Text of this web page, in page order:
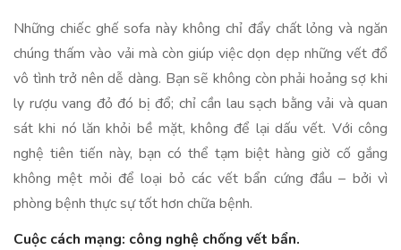
Những chiếc ghế sofa này không chỉ đẩy chất lỏng và ngăn
chúng thấm vào vải mà còn giúp việc dọn dẹp những vết đổ
vô tình trở nên dễ dàng. Bạn sẽ không còn phải hoảng sợ khi
ly rượu vang đỏ đó bị đổ; chỉ cần lau sạch bằng vải và quan
sát khi nó lăn khỏi bề mặt, không để lại dấu vết. Với công
nghệ tiên tiến này, bạn có thể tạm biệt hàng giờ cố gắng
không mệt mỏi để loại bỏ các vết bẩn cứng đầu – bởi vì
phòng bệnh thực sự tốt hơn chữa bệnh.
Cuộc cách mạng: công nghệ chống vết bẩn.